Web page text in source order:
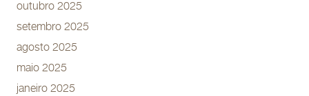
outubro 2025
setembro 2025
agosto 2025
maio 2025
janeiro 2025